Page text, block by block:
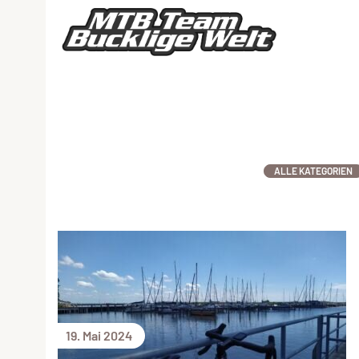
ALLE KATEGORIEN
19. Mai 2024